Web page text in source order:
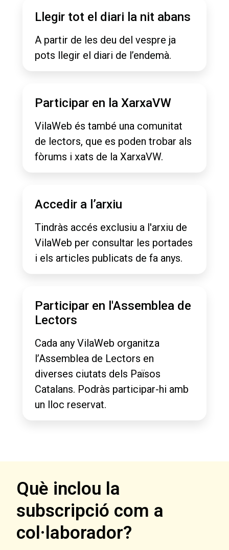
Llegir tot el diari la nit abans
A partir de les deu del vespre ja
pots llegir el diari de l’endemà.
Participar en la XarxaVW
VilaWeb és també una comunitat
de lectors, que es poden trobar als
fòrums i xats de la XarxaVW.
Accedir a l’arxiu
Tindràs accés exclusiu a l'arxiu de
VilaWeb per consultar les portades
i els articles publicats de fa anys.
Participar en l'Assemblea de
Lectors
Cada any VilaWeb organitza
l’Assemblea de Lectors en
diverses ciutats dels Països
Catalans. Podràs participar-hi amb
un lloc reservat.
Què inclou la
subscripció com a
col·laborador?